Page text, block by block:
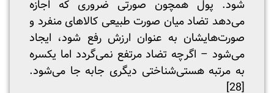
شود. پول همچون صورتی ضروری که اجازه
می‌دهد تضاد میان صورت طبیعی کالاهای منفرد و
صورت‌هایشان به عنوان ارزش رفع شود، ایجاد
می‌شود – اگرچه تضاد مرتفع نمی‌گردد اما یکسره
به مرتبه هستی‌شناختی دیگری جابه جا می‌شود.
[28]